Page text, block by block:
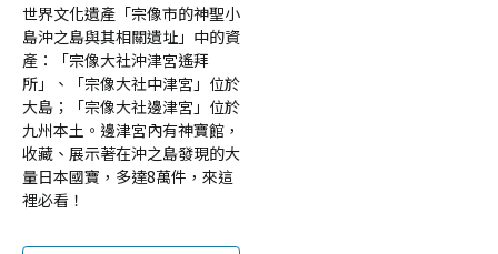
世界文化遺產「宗像市的神聖小
島沖之島與其相關遺址」中的資
產：「宗像大社沖津宮遙拜
所」、「宗像大社中津宮」位於
大島；「宗像大社邊津宮」位於
九州本土。邊津宮內有神寶館，
收藏、展示著在沖之島發現的大
量日本國寶，多達8萬件，來這
裡必看！